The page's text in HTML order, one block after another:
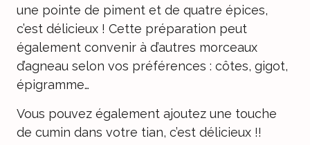
une pointe de piment et de quatre épices,
c’est délicieux ! Cette préparation peut
également convenir à d’autres morceaux
d’agneau selon vos préférences : côtes, gigot,
épigramme…
Vous pouvez également ajoutez une touche
de cumin dans votre tian, c’est délicieux !!